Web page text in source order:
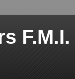
F.M.I.